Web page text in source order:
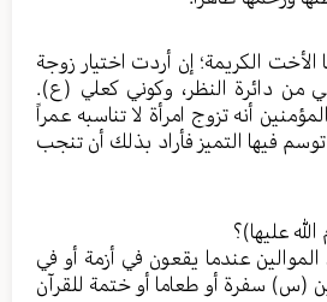
الأخت الكريمة؛ إن أردت اختيار زوجة
من دائرة النظر، وكوني كعلي (ع).
أنه تزوج امرأة لا تناسبه عمراً
توسم فيها التميز فأراد بذلك أن تنجب
عليها)؟
عندما يقعون في أزمة أو في
(س) سفرة أو طعاما أو ختمة للقرآن